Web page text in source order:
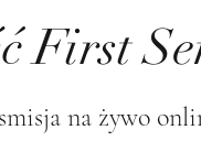
First
na żywo